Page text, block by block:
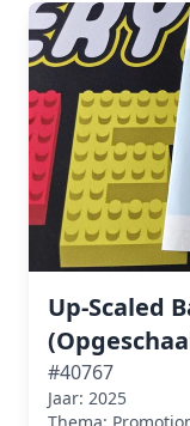
Up-Scaled
#40767
Jaar: 2025